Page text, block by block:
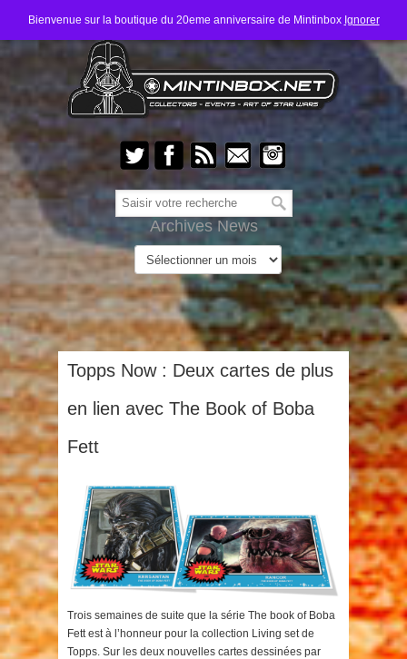
Bienvenue sur la boutique du 20eme anniversaire de Mintinbox Ignorer
Archives News
Topps Now : Deux cartes de plus
en lien avec The Book of Boba
Fett
Trois semaines de suite que la série The book of Boba
Fett est à l’honneur pour la collection Living set de
Topps. Sur les deux nouvelles cartes dessinées par